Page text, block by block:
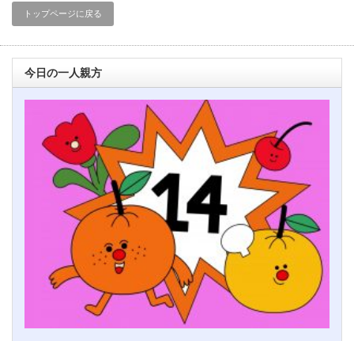
トップページに戻る
今日の一人親方